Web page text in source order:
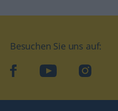
Besuchen Sie uns auf:
facebookYouTube Instagram